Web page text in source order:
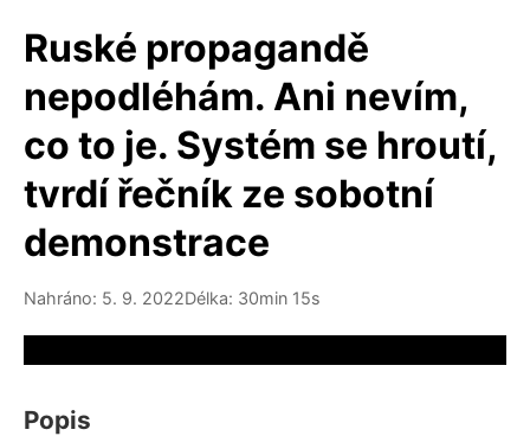
Ruské propagandě
nepodléhám. Ani nevím,
co to je. Systém se hroutí,
tvrdí řečník ze sobotní
demonstrace
Nahráno: 5. 9. 2022Délka: 30min 15s
Popis